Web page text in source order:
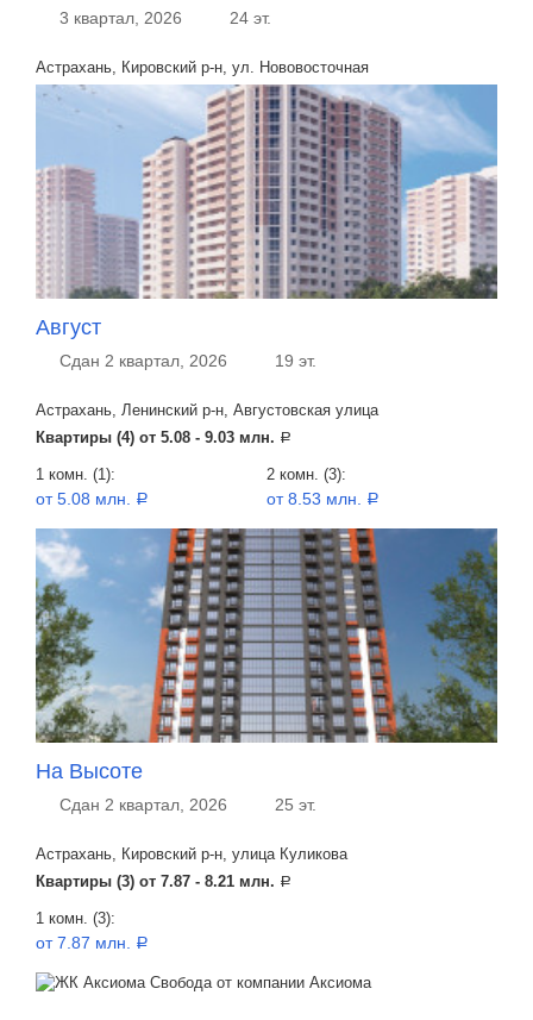
3 квартал, 2026 24 эт.
Астрахань, Кировский р-н, ул. Нововосточная
Август
Сдан 2 квартал, 2026 19 эт.
Астрахань, Ленинский р-н, Августовская улица
Квартиры (4) от 5.08 - 9.03 млн. a
1 комн. (1):
от 5.08 млн. a
2 комн. (3):
от 8.53 млн. a
На Высоте
Сдан 2 квартал, 2026 25 эт.
Астрахань, Кировский р-н, улица Куликова
Квартиры (3) от 7.87 - 8.21 млн. a
1 комн. (3):
от 7.87 млн. a